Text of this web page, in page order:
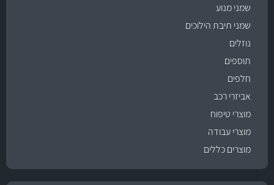
שמני מנוע
שמני תיבת הילוכים
נוזלים
תוספים
חלפים
אביזרי רכב
מוצרי טיפוח
מוצרי עבודה
מוצרים כללים